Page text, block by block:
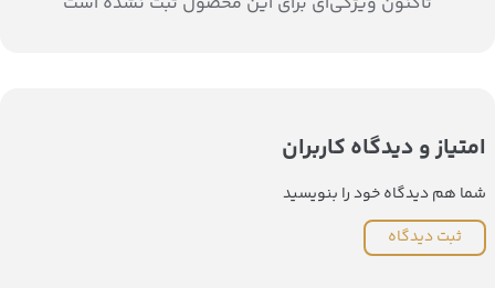
امتیاز و دیدگاه کاربران
شما هم دیدگاه خود را بنویسید
ثبت دیدگاه